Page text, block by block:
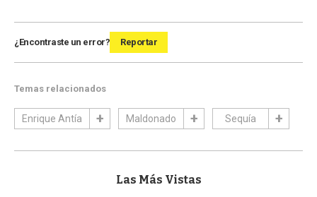
¿Encontraste un error? Reportar
Temas relacionados
Enrique Antía Maldonado Sequía
Las Más Vistas